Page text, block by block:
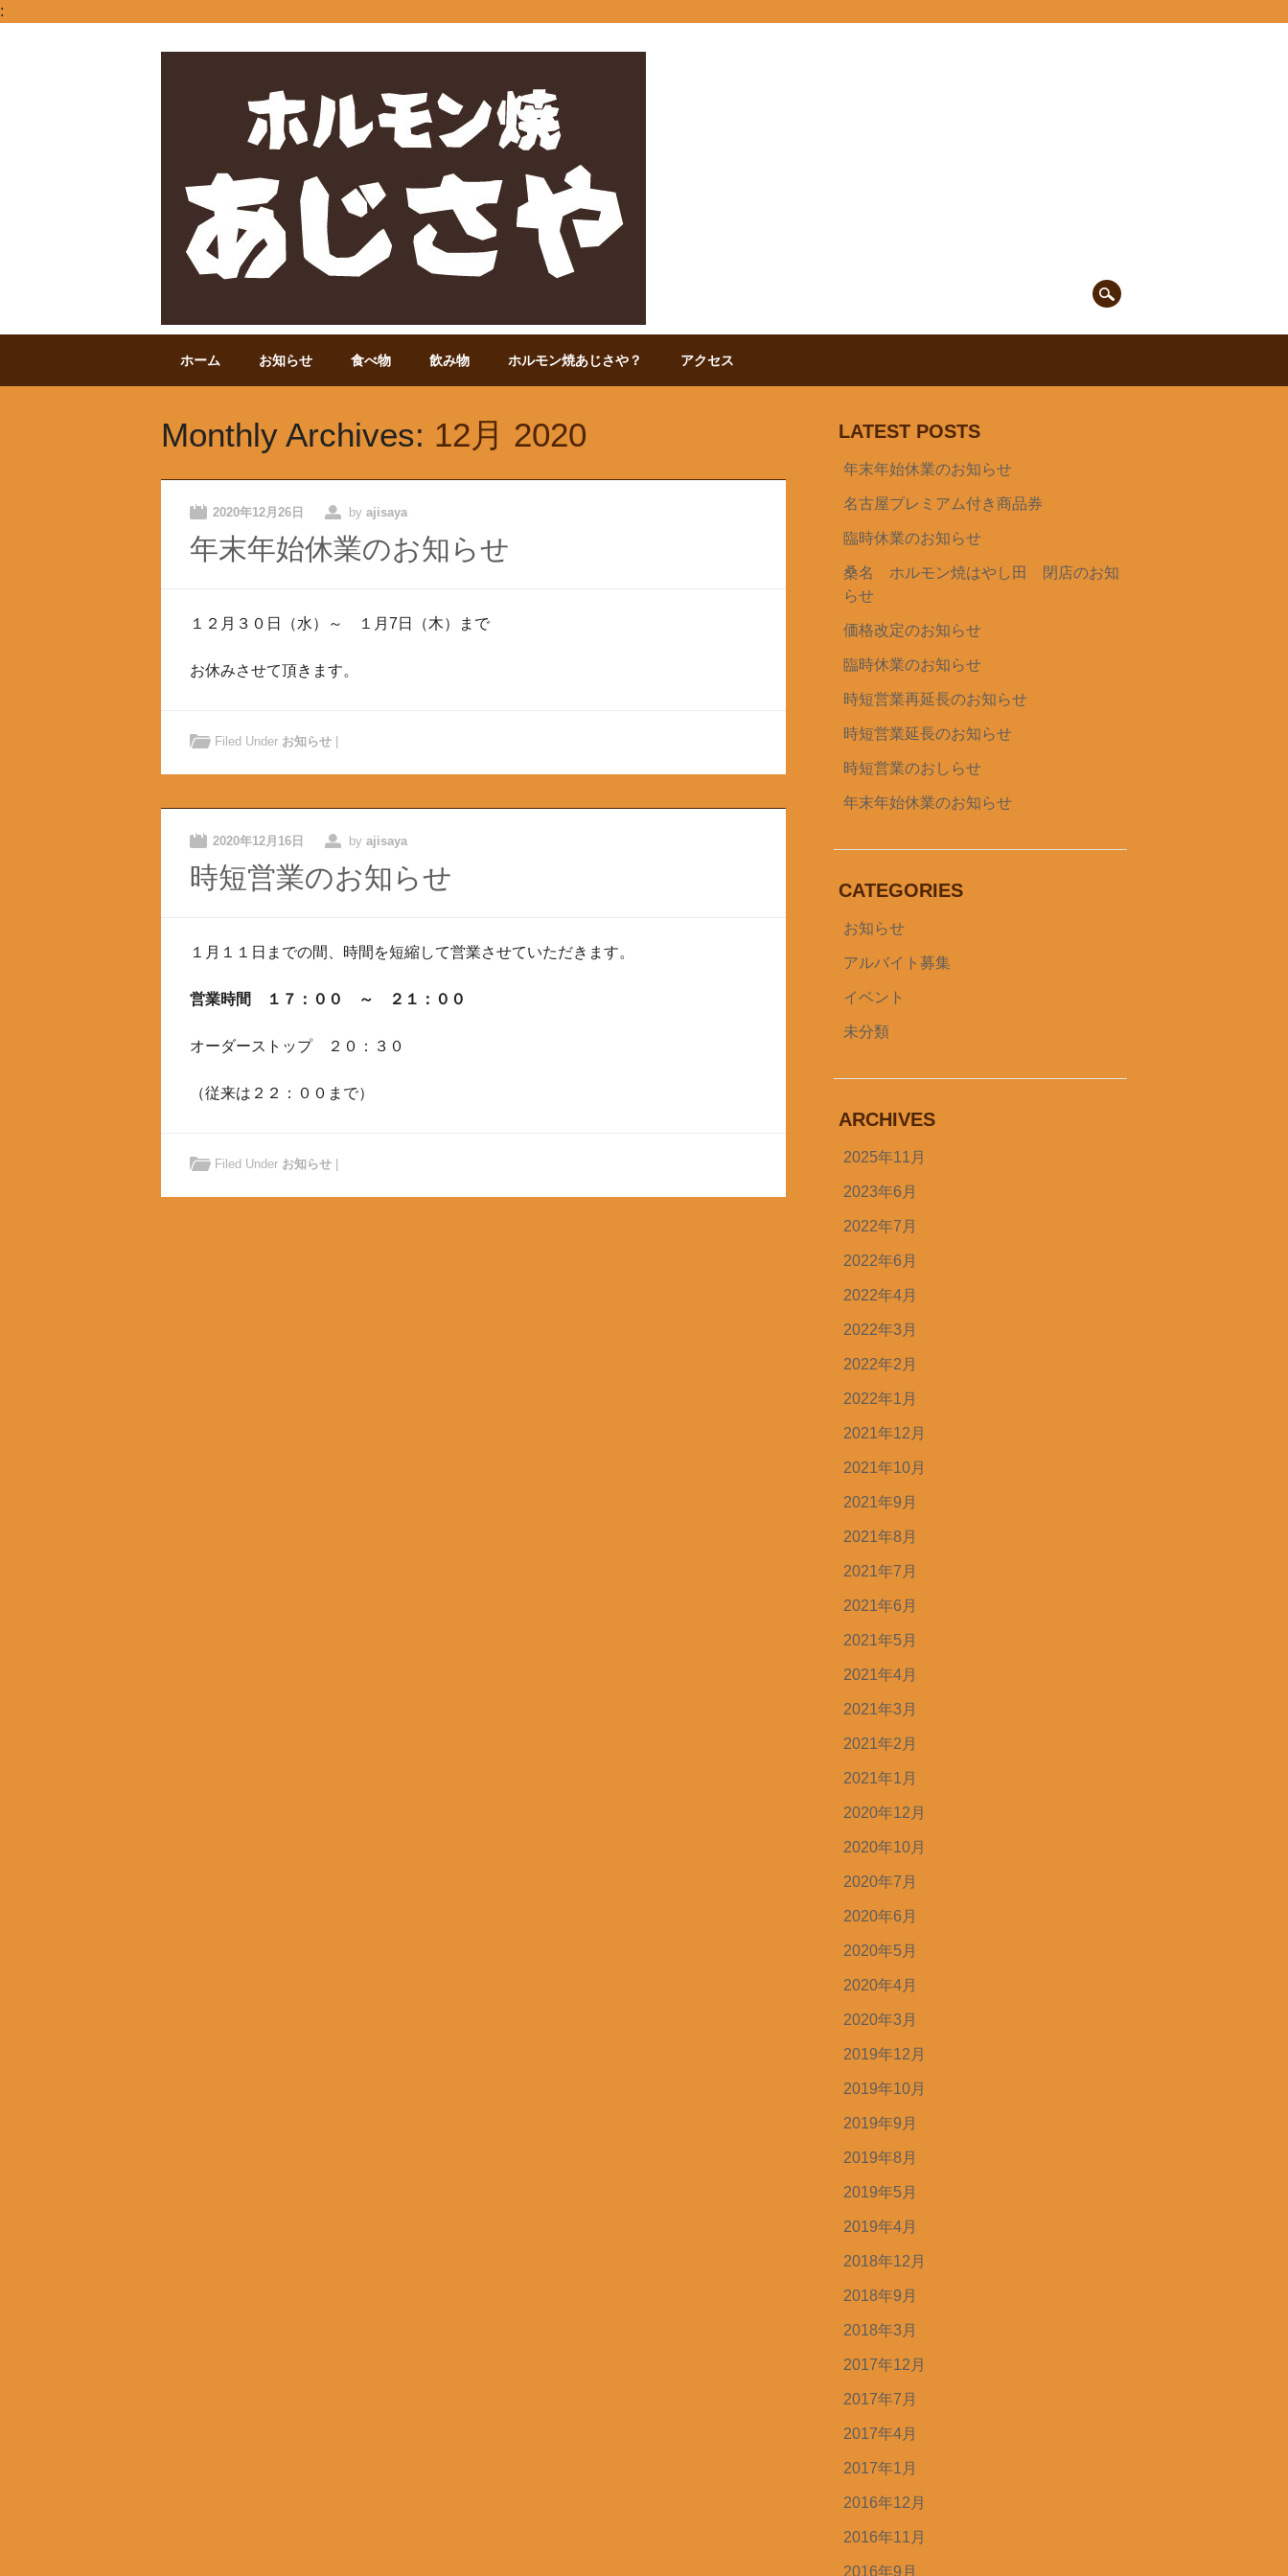
:
ホーム お知らせ 食べ物 飲み物 ホルモン焼あじさや？ アクセス
Monthly Archives: 12月 2020
2020年12月26日 by ajisaya
年末年始休業のお知らせ
１２月３０日（水）～ １月7日（木）まで
お休みさせて頂きます。
Filed Under お知らせ
2020年12月16日 by ajisaya
時短営業のお知らせ
１月１１日までの間、時間を短縮して営業させていただきます。
営業時間 １７：００ ～ ２１：００
オーダーストップ ２０：３０
（従来は２２：００まで）
Filed Under お知らせ
LATEST POSTS
年末年始休業のお知らせ
名古屋プレミアム付き商品券
臨時休業のお知らせ
桑名 ホルモン焼はやし田 閉店のお知
らせ
価格改定のお知らせ
臨時休業のお知らせ
時短営業再延長のお知らせ
時短営業延長のお知らせ
時短営業のおしらせ
年末年始休業のお知らせ
CATEGORIES
お知らせ
アルバイト募集
イベント
未分類
ARCHIVES
2025年11月
2023年6月
2022年7月
2022年6月
2022年4月
2022年3月
2022年2月
2022年1月
2021年12月
2021年10月
2021年9月
2021年8月
2021年7月
2021年6月
2021年5月
2021年4月
2021年3月
2021年2月
2021年1月
2020年12月
2020年10月
2020年7月
2020年6月
2020年5月
2020年4月
2020年3月
2019年12月
2019年10月
2019年9月
2019年8月
2019年5月
2019年4月
2018年12月
2018年9月
2018年3月
2017年12月
2017年7月
2017年4月
2017年1月
2016年12月
2016年11月
2016年9月